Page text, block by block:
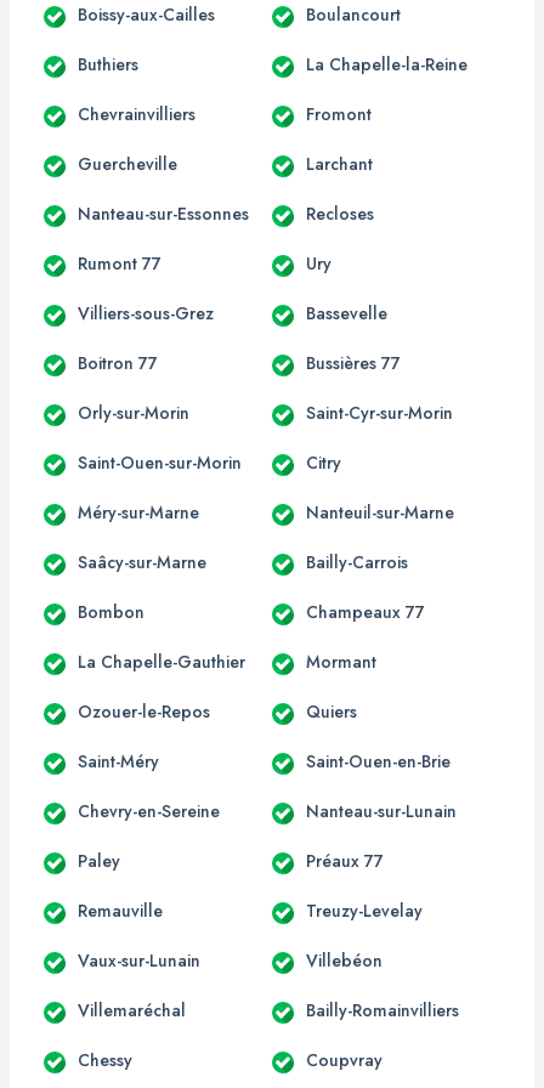
Boissy-aux-Cailles Boulancourt
Buthiers La Chapelle-la-Reine
Chevrainvilliers Fromont
Guercheville Larchant
Nanteau-sur-Essonnes Recloses
Rumont 77 Ury
Villiers-sous-Grez Bassevelle
Boitron 77 Bussières 77
Orly-sur-Morin Saint-Cyr-sur-Morin
Saint-Ouen-sur-Morin Citry
Méry-sur-Marne Nanteuil-sur-Marne
Saâcy-sur-Marne Bailly-Carrois
Bombon Champeaux 77
La Chapelle-Gauthier Mormant
Ozouer-le-Repos Quiers
Saint-Méry Saint-Ouen-en-Brie
Chevry-en-Sereine Nanteau-sur-Lunain
Paley Préaux 77
Remauville Treuzy-Levelay
Vaux-sur-Lunain Villebéon
Villemaréchal Bailly-Romainvilliers
Chessy Coupvray